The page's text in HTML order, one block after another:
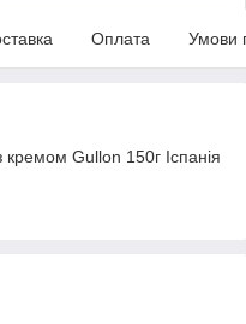
Оплата Умови
кремом Gullon 150г Іспанія